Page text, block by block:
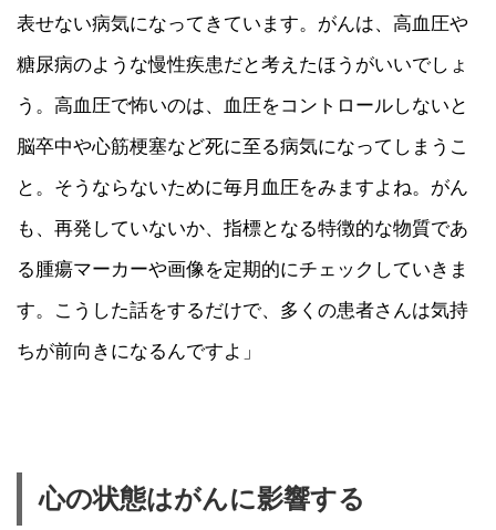
表せない病気になってきています。がんは、高血圧や
糖尿病のような慢性疾患だと考えたほうがいいでしょ
う。高血圧で怖いのは、血圧をコントロールしないと
脳卒中や心筋梗塞など死に至る病気になってしまうこ
と。そうならないために毎月血圧をみますよね。がん
も、再発していないか、指標となる特徴的な物質であ
る腫瘍マーカーや画像を定期的にチェックしていきま
す。こうした話をするだけで、多くの患者さんは気持
ちが前向きになるんですよ」
心の状態はがんに影響する